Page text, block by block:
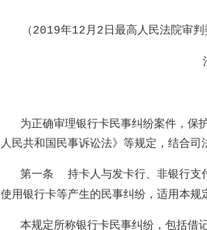
（2019年12 月 2 日最高人民法院审
为正确审理银行卡民事纠纷案件，保
人民共和国民事诉讼法》等规定，结合司
第一条
持卡人与发卡行、非银行支
使用银行卡等产生的民事纠纷，适用本规
本规定所称银行卡民事纠纷，包括借